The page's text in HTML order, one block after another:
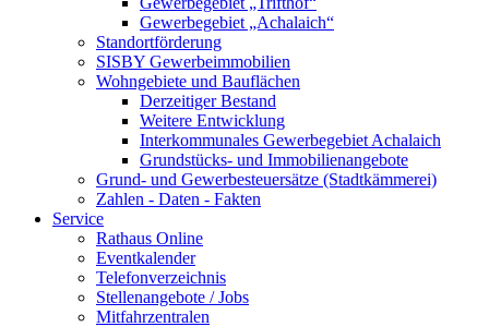
Gewerbegebiet „Achalaich“
Standortförderung
SISBY Gewerbeimmobilien
Wohngebiete und Bauflächen
Derzeitiger Bestand
Weitere Entwicklung
Interkommunales Gewerbegebiet Achalaich
Grundstücks- und Immobilienangebote
Grund- und Gewerbesteuersätze (Stadtkämmerei)
Zahlen - Daten - Fakten
Service
Rathaus Online
Eventkalender
Telefonverzeichnis
Stellenangebote / Jobs
Mitfahrzentralen